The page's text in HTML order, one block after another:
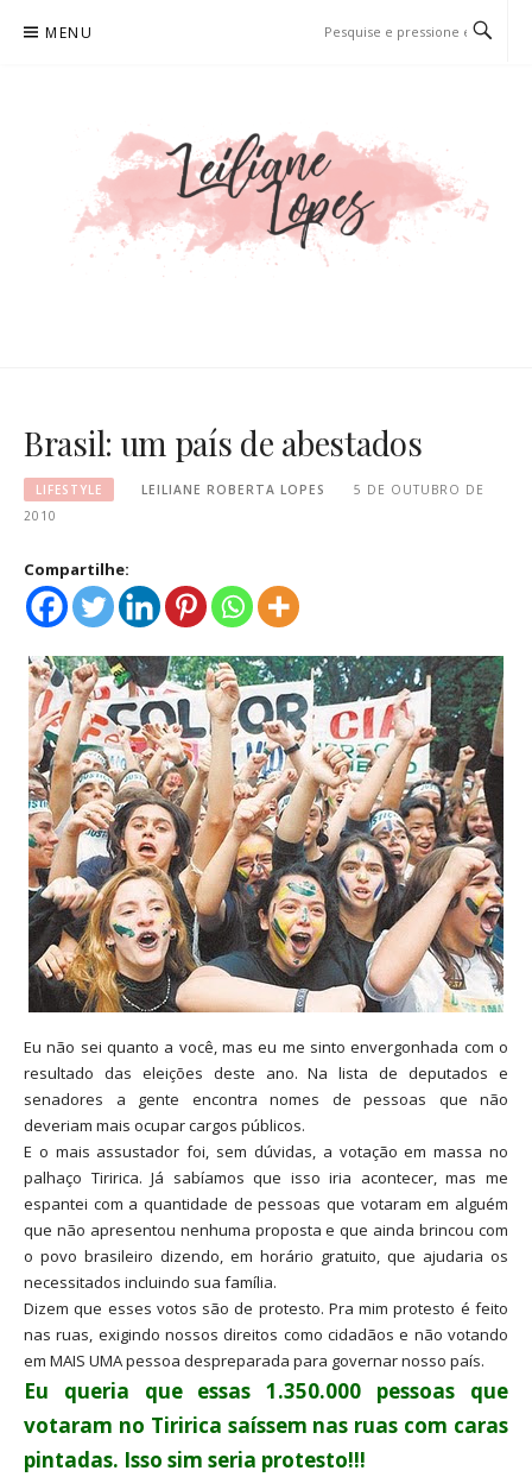
para
MENU
Brasil: um país de abestados
LIFESTYLE LEILIANE ROBERTA LOPES
5 DE OUTUBRO DE
2010
Compartilhe:
Eu não sei quanto a você, mas eu me sinto envergonhada com o
resultado das eleições deste ano. Na lista de deputados e
senadores a gente encontra nomes de pessoas que não
deveriam mais ocupar cargos públicos.
E o mais assustador foi, sem dúvidas, a votação em massa no
palhaço Tiririca. Já sabíamos que isso iria acontecer, mas me
espantei com a quantidade de pessoas que votaram em alguém
que não apresentou nenhuma proposta e que ainda brincou com
o povo brasileiro dizendo, em horário gratuito, que ajudaria os
necessitados incluindo sua família.
Dizem que esses votos são de protesto. Pra mim protesto é feito
nas ruas, exigindo nossos direitos como cidadãos e não votando
em MAIS UMA pessoa despreparada para governar nosso país.
Eu queria que essas 1.350.000 pessoas que
votaram no Tiririca saíssem nas ruas com caras
pintadas. Isso sim seria protesto!!!